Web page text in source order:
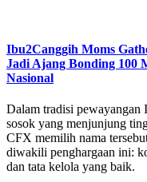
Ibu2Canggih Moms
Jadi Ajang Bonding 100
Nasional
Dalam tradisi pewayangan
sosok yang menjunjung
CFX memilih nama
diwakili penghargaan ini:
dan tata kelola yang baik.